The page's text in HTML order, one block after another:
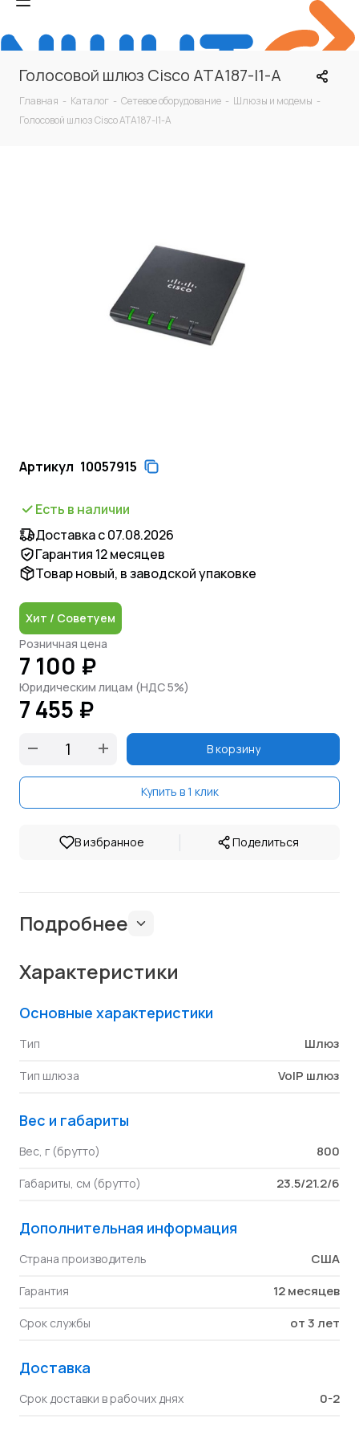
Голосовой шлюз Cisco ATA187-I1-A
Главная - Каталог - Сетевое оборудование - Шлюзы и модемы -
Голосовой шлюз Cisco ATA187-I1-A
Артикул 10057915
Есть в наличии
Доставка с 07.08.2026
Гарантия 12 месяцев
Товар новый, в заводской упаковке
Хит / Советуем
Розничная цена
7 100 ₽
Юридическим лицам (НДС 5%)
7 455 ₽
В корзину
Купить в 1 клик
В избранное | Поделиться
Подробнее
Характеристики
Основные характеристики
Тип Шлюз
Тип шлюза VoIP шлюз
Вес и габариты
Вес, г (брутто) 800
Габариты, см (брутто) 23.5/21.2/6
Дополнительная информация
Страна производитель США
Гарантия 12 месяцев
Срок службы от 3 лет
Доставка
Срок доставки в рабочих днях 0-2